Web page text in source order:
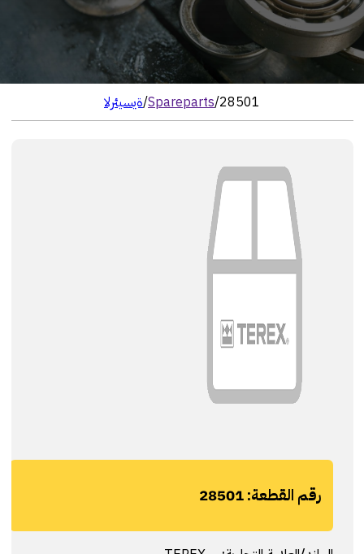
الرئيسية/Spareparts/28501
رقم القطعة:28501